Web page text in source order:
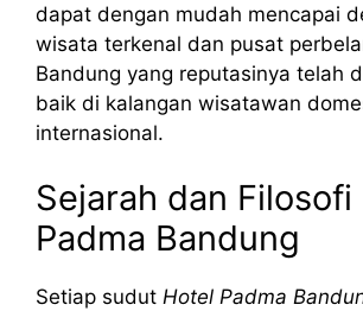
dapat dengan mudah mencapai
wisata terkenal dan pusat
Bandung yang reputasinya telah
baik di kalangan wisatawan
internasional.
Sejarah dan Filosofi
Padma Bandung
Setiap sudut Hotel Padma